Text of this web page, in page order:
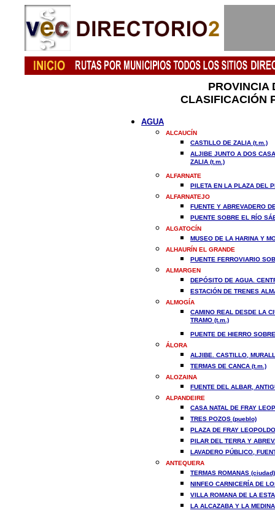
PROVINCIA
CLASIFICACIÓN
AGUA
ALCAUCÍN
CASTILLO DE ZALIA (t.m.)
ALJIBE JUNTO A DOS
ZALIA (t.m.)
ALFARNATE
PILETA EN LA PLAZA DEL
ALFARNATEJO
FUENTE Y ABREVADERO
PUENTE SOBRE EL RÍO
ALGATOCÍN
MUSEO DE LA HARINA Y
ALHAURÍN EL GRANDE
PUENTE FERROVIARIO
ALMARGEN
DEPÓSITO DE AGUA.
ESTACIÓN DE TRENES
ALMOGÍA
CAMINO REAL DESDE LA
TRAMO (t.m.)
PUENTE DE HIERRO
ÁLORA
ALJIBE. CASTILLO,
TERMAS DE CANCA (t.m.)
ALOZAINA
FUENTE DEL ALBAR,
ALPANDEIRE
CASA NATAL DE FRAY
TRES POZOS (pueblo)
PLAZA DE FRAY
PILAR DEL TERRA Y
LAVADERO PÚBLICO,
ANTEQUERA
TERMAS ROMANAS (ciudad)
NINFEO CARNICERÍA DE
VILLA ROMANA DE LA
LA ALCAZABA Y LA